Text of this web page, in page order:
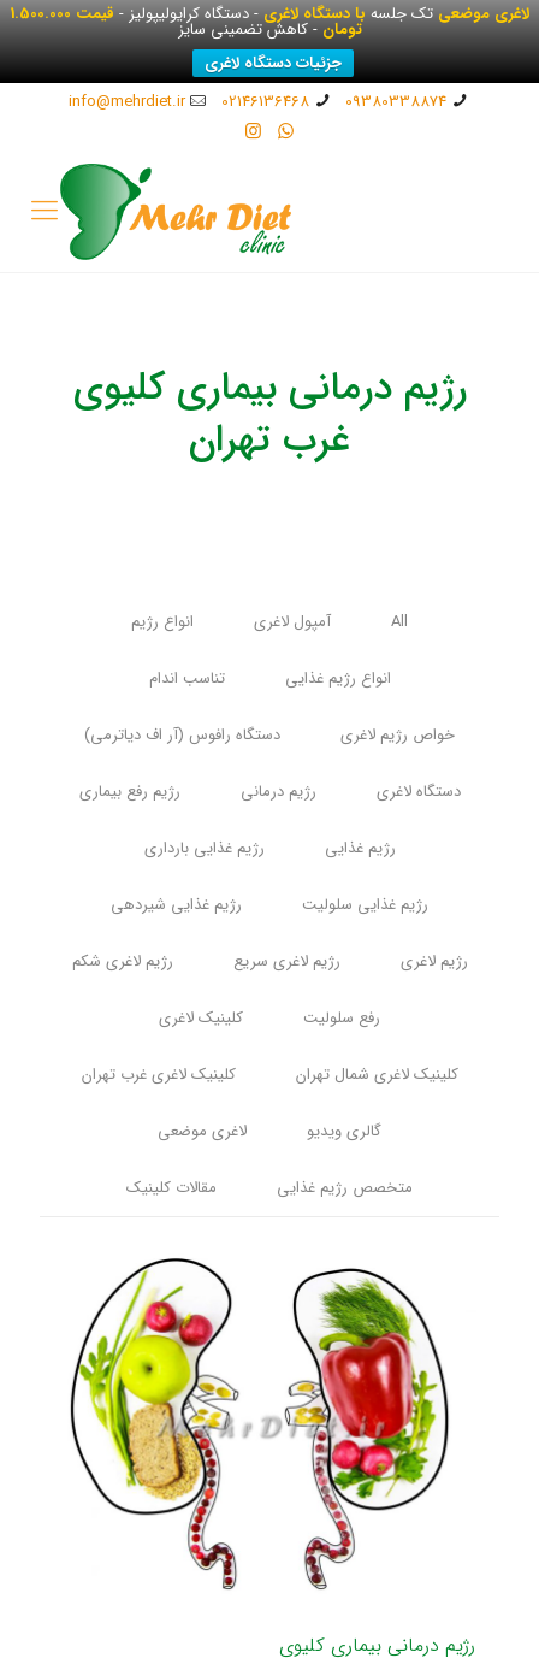
لاغری موضعیتک جلسهبا دستگاه لاغری- دستگاه کرایولیپولیز - قیمت 1.500.000
تومان- کاهش تضمینی سایز
جزئیات دستگاه لاغری
09380338874
02146136468
info@mehrdiet.ir
رژیم درمانی بیماری کلیوی
غرب تهران
All آمپول لاغری انواع رژیم
انواع رژیم غذایی تناسب اندام
خواص رژیم لاغری دستگاه رافوس (آر اف دیاترمی)
دستگاه لاغری رژیم درمانی رژیم رفع بیماری
رژیم غذایی رژیم غذایی بارداری
رژیم غذایی سلولیت رژیم غذایی شیردهی
رژیم لاغری رژیم لاغری سریع رژیم لاغری شکم
رفع سلولیت کلینیک لاغری
کلینیک لاغری شمال تهران کلینیک لاغری غرب تهران
گالری ویدیو لاغری موضعی
متخصص رژیم غذایی مقالات کلینیک
رژیم درمانی بیماری کلیوی